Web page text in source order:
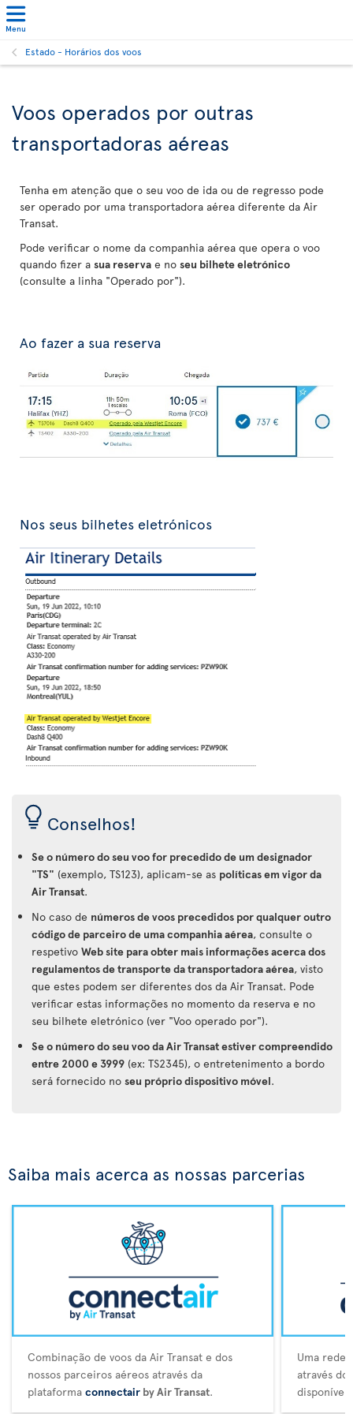
Menu
Estado - Horários dos voos
Voos operados por outras
transportadoras aéreas
Tenha em atenção que o seu voo de ida ou de regresso pode
ser operado por uma transportadora aérea diferente da Air
Transat.
Pode verificar o nome da companhia aérea que opera o voo
quando fizer a sua reserva e no seu bilhete eletrónico
(consulte a linha "Operado por").
Ao fazer a sua reserva
Nos seus bilhetes eletrónicos
Conselhos!
Se o número do seu voo for precedido de um designador
"TS" (exemplo, TS123), aplicam-se as políticas em vigor da
Air Transat.
No caso de números de voos precedidos por qualquer outro
código de parceiro de uma companhia aérea, consulte o
respetivo Web site para obter mais informações acerca dos
regulamentos de transporte da transportadora aérea, visto
que estes podem ser diferentes dos da Air Transat. Pode
verificar estas informações no momento da reserva e no
seu bilhete eletrónico (ver "Voo operado por").
Se o número do seu voo da Air Transat estiver compreendido
entre 2000 e 3999 (ex: TS2345), o entretenimento a bordo
será fornecido no seu próprio dispositivo móvel.
Saiba mais acerca as nossas parcerias
Combinação de voos da Air Transat e dos
nossos parceiros aéreos através da
plataforma connectair by Air Transat.
Uma rede
através